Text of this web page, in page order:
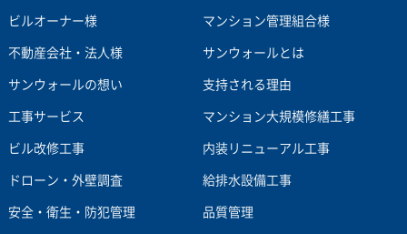
ビルオーナー様 マンション管理組合様
不動産会社・法人様 サンウォールとは
サンウォールの想い 支持される理由
工事サービス マンション大規模修繕工事
ビル改修工事 内装リニューアル工事
ドローン・外壁調査 給排水設備工事
安全・衛生・防犯管理 品質管理